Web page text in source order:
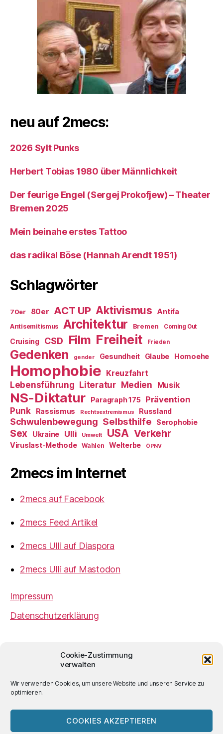
Cookie-Zustimmung
verwalten
Wir verwenden Cookies, um unsere Website und unseren Service zu
optimieren.
COOKIES AKZEPTIEREN
neu auf 2mecs:
2026 Sylt Punks
Herbert Tobias 1980 über Männlichkeit
Der feurige Engel (Sergej Prokofjew) – Theater
Bremen 2025
Mein beinahe erstes Tattoo
das radikal Böse (Hannah Arendt 1951)
Schlagwörter
70er 80er ACT UP Aktivismus Antifa
Antisemitismus Architektur Bremen Coming Out
Cruising CSD Film Freiheit Frieden
Gedenken gender Gesundheit Glaube Homoehe
Homophobie Kreuzfahrt
Lebensführung Literatur Medien Musik
NS-Diktatur Paragraph 175
Prävention
Punk
Rassismus Rechtsextremismus Russland
Schwulenbewegung Selbsthilfe Serophobie
Sex Ukraine Ulli Umwelt USA Verkehr
Viruslast-Methode Wahlen Welterbe ÖPNV
2mecs im Internet
2mecs auf Facebook
2mecs Feed Artikel
2mecs Ulli auf Diaspora
2mecs Ulli auf Mastodon
Impressum
Datenschutzerklärung
Ulrich Würdemannist sofern nicht
anders angegeben lizenziert unter einer
Creative
Lizenz.